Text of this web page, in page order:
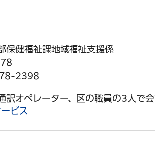
保健福祉課地域福祉支援係
2398
訳オペレーター、区の職員の3人で会
ビス